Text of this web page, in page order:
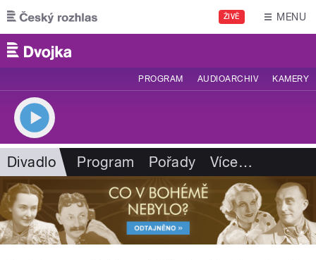
Přejít k hlavnímu obsahu
ŽIVĚ MENU
PROGRAM AUDIOARCHIV KAMERY
Divadlo Program Pořady Více…